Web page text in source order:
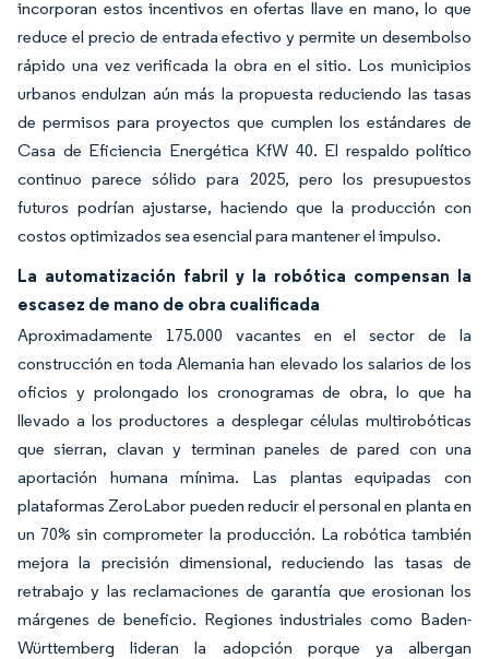
incorporan estos incentivos en ofertas llave en mano, lo que
reduce el precio de entrada efectivo y permite un desembolso
rápido una vez verificada la obra en el sitio. Los municipios
urbanos endulzan aún más la propuesta reduciendo las tasas
de permisos para proyectos que cumplen los estándares de
Casa de Eficiencia Energética KfW 40. El respaldo político
continuo parece sólido para 2025, pero los presupuestos
futuros podrían ajustarse, haciendo que la producción con
costos optimizados sea esencial para mantener el impulso.
La automatización fabril y la robótica compensan la
escasez de mano de obra cualificada
Aproximadamente 175.000 vacantes en el sector de la
construcción en toda Alemania han elevado los salarios de los
oficios y prolongado los cronogramas de obra, lo que ha
llevado a los productores a desplegar células multirobóticas
que sierran, clavan y terminan paneles de pared con una
aportación humana mínima. Las plantas equipadas con
plataformas ZeroLabor pueden reducir el personal en planta en
un 70% sin comprometer la producción. La robótica también
mejora la precisión dimensional, reduciendo las tasas de
retrabajo y las reclamaciones de garantía que erosionan los
márgenes de beneficio. Regiones industriales como Baden-
Württemberg lideran la adopción porque ya albergan